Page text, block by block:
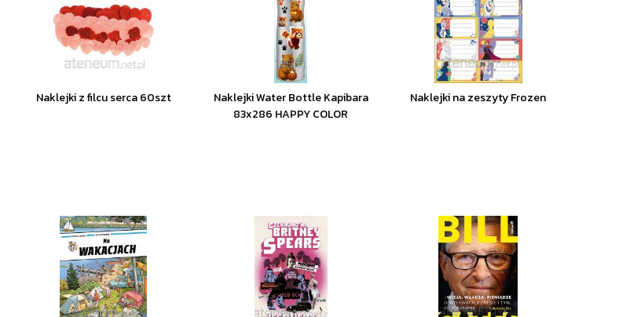
Naklejki z filcu serca 60szt
Naklejki Water Bottle Kapibara
83x286 HAPPY COLOR
Naklejki na zeszyty Frozen